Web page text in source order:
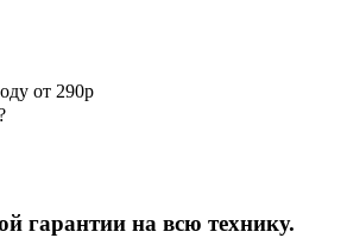
от 290р
гарантии на всю технику.